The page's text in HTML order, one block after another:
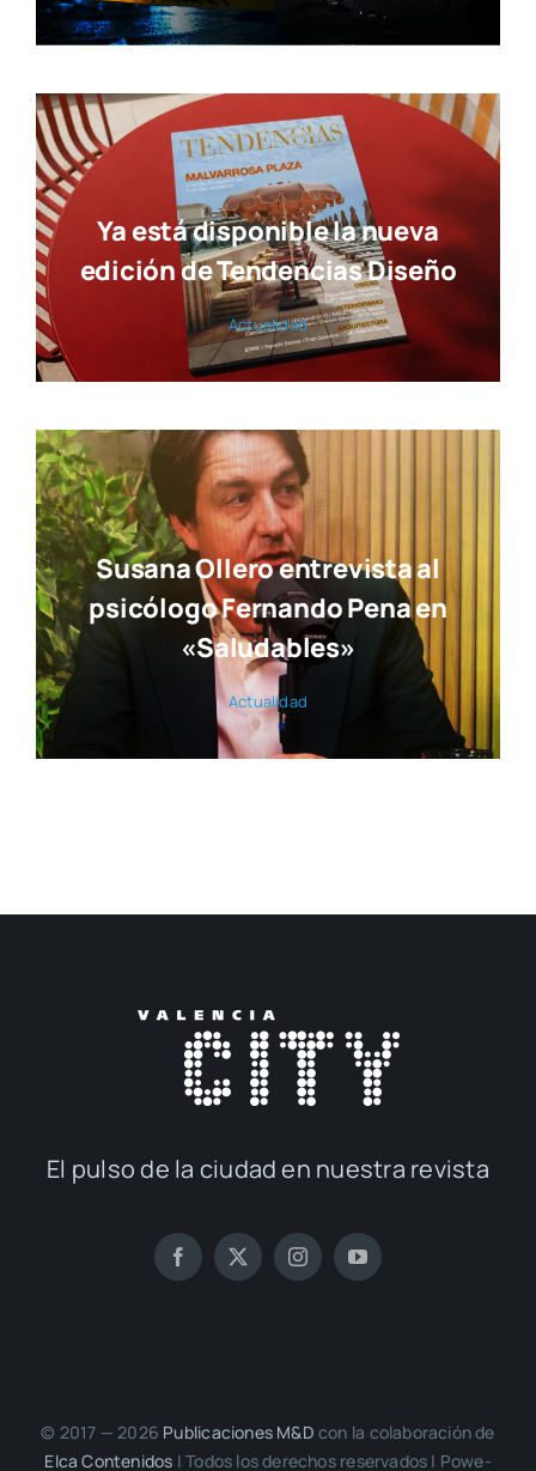
Ya está disponible la nueva
edición de Tendencias Diseño
Actua­li­dad
Susana Ollero entrevista al
psicólogo Fernando Pena en
«Saludables»
Actua­li­dad
El pul­so de la ciu­dad en nues­tra revis­ta
© 2017 — 2026 Publi­ca­cio­nes M&D con la cola­bo­ra­ción de
Elca Con­te­ni­dos | Todos los dere­chos reser­va­dos | Powe­